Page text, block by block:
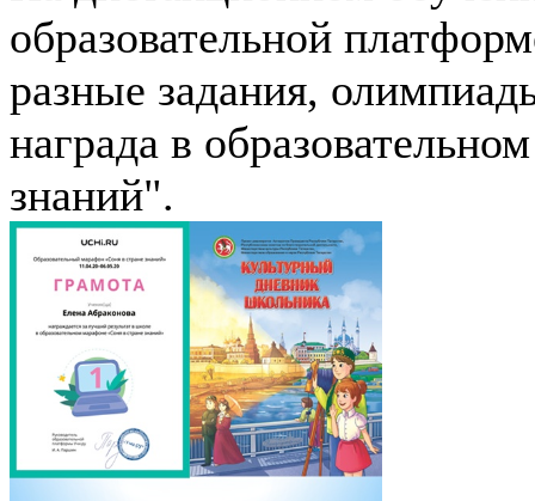
образовательной
разные задания,
награда в
знаний".